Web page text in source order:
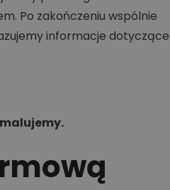
Po zakończeniu wspólnie
informacje dotyczące